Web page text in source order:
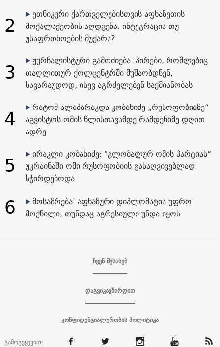
2
ეთნიკური ქართველებისთვის აფხაზეთის
მოქალაქეობის აღდგენა: ინტეგრაცია თუ
უსაფრთხოების მუქარა?
3
ჟურნალისტური გამოძიება: პირები, რომლებიც
თაღლითურ ქოლცენტრში მუშაობდნენ,
სავარაუდოდ, ისევ აგრძელებენ საქმიანობას
4
რატომ ალაპარაკდა კობახიძე „რუსოფობიაზე“
აგვისტოს ომის წლისთავამდე რამდენიმე დღით
ადრე
5
ირაკლი კობახიძე: "გლობალურ ომის პარტიას“
უკრაინაში ომი რუსოფობიის გასაღვივებლად
სჭირდებოდა
6
მოსაზრება: აფხაზური დიპლომატია უფრო
მოქნილი, თუნდაც აგრესიული უნდა იყოს
ჩვენ შესახებ
დაგვიკავშირდით
კონფიდენციალურობის პოლიტიკა
გამოგვყევით: